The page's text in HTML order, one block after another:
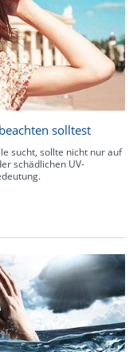
solltest
sucht, sollte nicht nur auf
schädlichen UV-